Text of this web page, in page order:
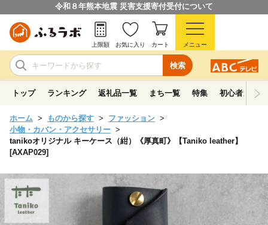
令和８年熊本地震 災害支援寄付受付について
検索
上限額 お気に入り カート メニュー
トップ ランキング 返礼品一覧 まち一覧 特集 初心者ガイド
ホーム ものから探す
ファッション
小物・カバン・アクセサリー
tanikoオリジナル キーケース（紺）《厚真町》【Taniko leather】
[AXAP029]